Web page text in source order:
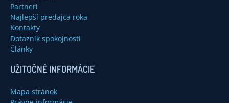
Partneri
Najlepší predajca roka
Kontakty
Dotazník spokojnosti
Články
UŽITOČNÉ INFORMÁCIE
Mapa stránok